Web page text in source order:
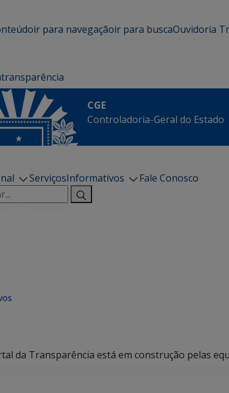
ir para navegaçãoir para buscaOuvidoria
transparência
CGE
Controladoria-Geral do Estado
ServiçosInformativos
Fale Conosco
da Transparência está em construção pelas